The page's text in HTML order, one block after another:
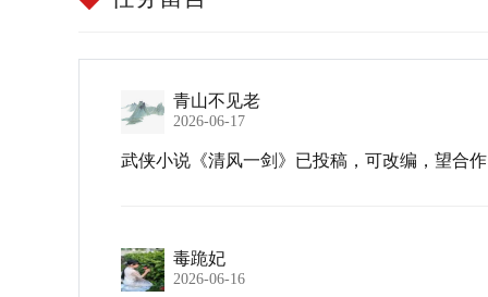
青山不见老
2026-06-17
武侠小说《清风一剑》已投稿，可改编，望合
毒跪妃
2026-06-16